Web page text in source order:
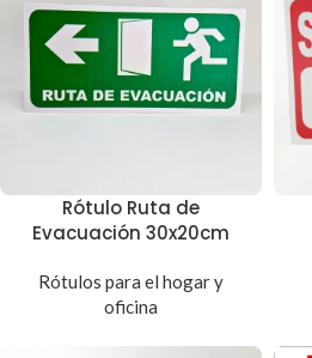
Rótulo Ruta de
Evacuación 30x20cm
Rótulos para el hogar y
oficina